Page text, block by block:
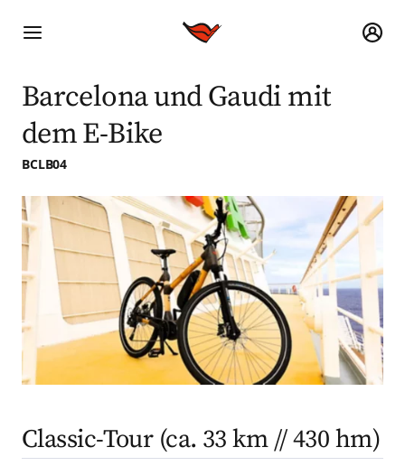
Barcelona und Gaudi mit
dem E-Bike
BCLB04
Classic-Tour (ca. 33 km // 430 hm)